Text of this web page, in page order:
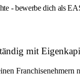
- bewerbe dich als
mit